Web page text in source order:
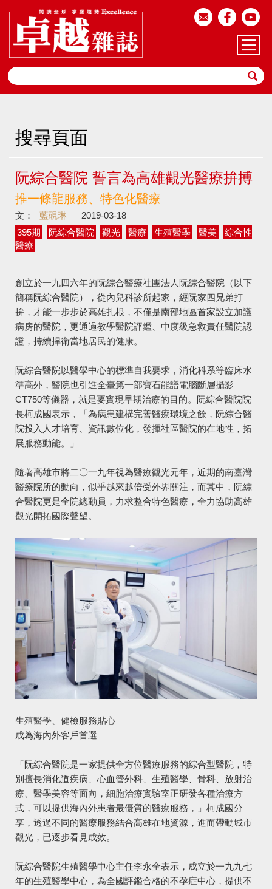
搜尋頁面
阮綜合醫院 誓言為高雄觀光醫療拚搏
推一條龍服務、特色化醫療
文： 藍硯琳
2019-03-18
395期
阮綜合醫院 觀光 醫療 生殖醫學 醫美
綜合性
醫療
創立於一九四六年的阮綜合醫療社團法人阮綜合醫院（以下
簡稱阮綜合醫院），從內兒科診所起家，經阮家四兄弟打
拚，才能一步步於高雄扎根，不僅是南部地區首家設立加護
病房的醫院，更通過教學醫院評鑑、中度級急救責任醫院認
證，持續捍衛當地居民的健康。
阮綜合醫院以醫學中心的標準自我要求，消化科系等臨床水
準高外，醫院也引進全臺第一部寶石能譜電腦斷層攝影
CT750等儀器，就是要實現早期治療的目的。阮綜合醫院院
長柯成國表示，「為病患建構完善醫療環境之餘，阮綜合醫
院投入人才培育、資訊數位化，發揮社區醫院的在地性，拓
展服務動能。」
隨著高雄市將二〇一九年視為醫療觀光元年，近期的南臺灣
醫療院所的動向，似乎越來越倍受外界關注，而其中，阮綜
合醫院更是全院總動員，力求整合特色醫療，全力協助高雄
觀光開拓國際聲望。
生殖醫學、健檢服務貼心
成為海內外客戶首選
「阮綜合醫院是一家提供全方位醫療服務的綜合型醫院，特
別擅長消化道疾病、心血管外科、生殖醫學、骨科、放射治
療、醫學美容等面向，細胞治療實驗室正研發各種治療方
式，可以提供海內外患者最優質的醫療服務，」柯成國分
享，透過不同的醫療服務結合高雄在地資源，進而帶動城市
觀光，已逐步看見成效。
阮綜合醫院生殖醫學中心主任李永全表示，成立於一九九七
年的生殖醫學中心，為全國評鑑合格的不孕症中心，提供不